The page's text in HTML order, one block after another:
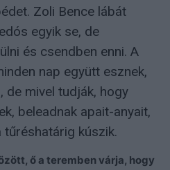
Zoli Bence lábát
egyik se, de
és csendben enni. A
nap együtt esznek,
de mivel tudják, hogy
beleadnak apait-anyait,
kúszik.
ő a teremben várja, hogy